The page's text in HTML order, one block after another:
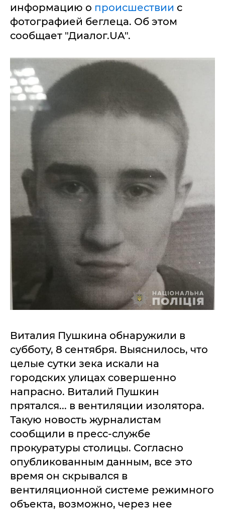
информацию о происшествии с
фотографией беглеца. Об этом
сообщает "Диалог.UA".
Виталия Пушкина обнаружили в
субботу, 8 сентября. Выяснилось, что
целые сутки зека искали на
городских улицах совершенно
напрасно. Виталий Пушкин
прятался... в вентиляции изолятора.
Такую новость журналистам
сообщили в пресс-службе
прокуратуры столицы. Согласно
опубликованным данным, все это
время он скрывался в
вентиляционной системе режимного
объекта, возможно, через нее